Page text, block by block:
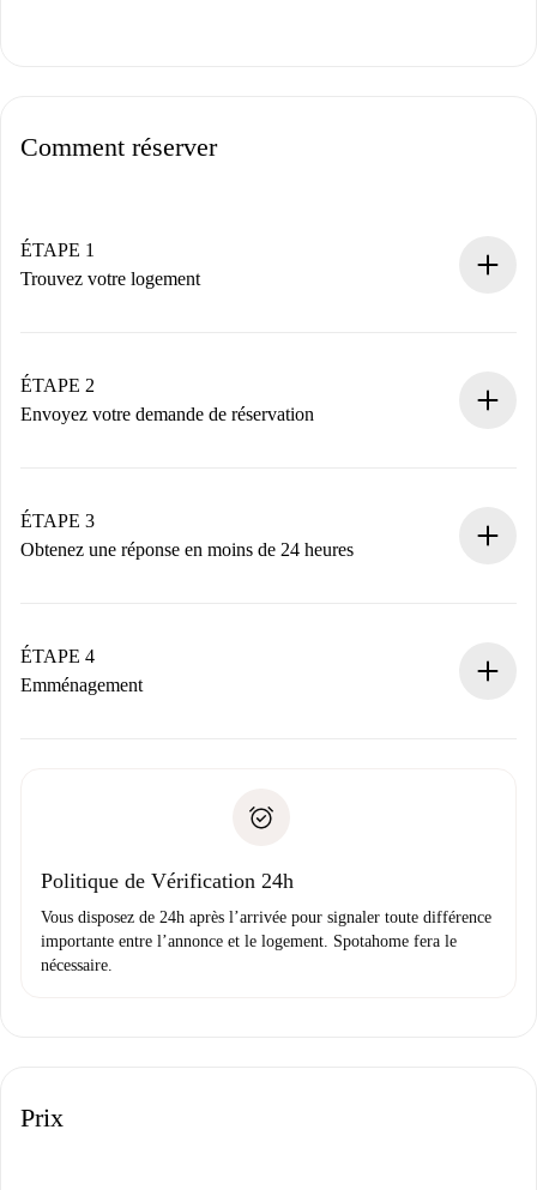
Comment réserver
ÉTAPE 1
Trouvez votre logement
Vous disposez à l’avance de toutes les informations
nécessaires.
ÉTAPE 2
Envoyez votre demande de réservation
Nous ne vous facturerons rien tant que le propriétaire
n’aura pas accepté.
ÉTAPE 3
Obtenez une réponse en moins de 24 heures
contact avec le propriétaire.
Si refusé : aucun prélèvement et nous vous proposerons
Justificatif de solvabilité
ÉTAPE 4
Emménagement
uniquement si aucun problème n'est signalé.
Politique de Vérification 24h
Vous disposez de 24h après l’arrivée pour signaler toute différence
importante entre l’annonce et le logement. Spotahome fera le
nécessaire.
Prix